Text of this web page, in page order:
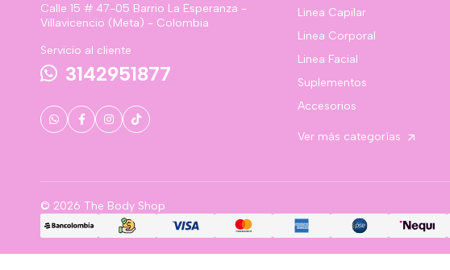
Calle 15 # 47-05 Barrio La Esperanza -
Villavicencio (Meta) - Colombia
Servicio al cliente
3142951877
Linea Capilar
Linea Corporal
Linea Facial
Suplementos
Accesorios
Ver más categorías
© 2026 The Body Shop